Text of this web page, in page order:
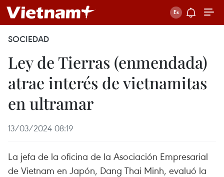
SOCIEDAD
Ley de Tierras (enmendada)
atrae interés de vietnamitas
en ultramar
13/03/2024 08:19
La jefa de la oficina de la Asociación Empresarial
de Vietnam en Japón, Dang Thai Minh, evaluó la